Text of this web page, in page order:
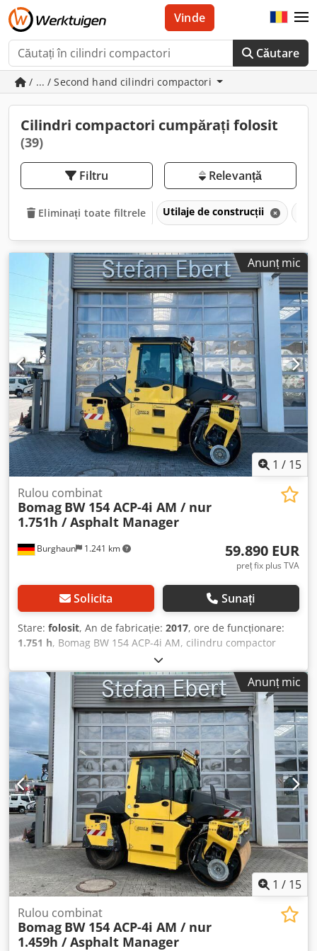
Căutare
Vinde
/ ... / Second hand cilindri compactori
Cilindri compactori cumpărați folosit
(39)
Filtru Relevanță
Eliminați toate filtrele Utilaje de construcții
Anunț mic
1 / 15
Burghaun 1.241 km
Rulou combinat
Bomag BW 154 ACP-4i AM / nur
1.751h / Asphalt Manager
59.890 EUR
preț fix plus TVA
Solicita Sunați
Stare: folosit, An de fabricație: 2017, ore de funcționare:
1.751 h, Bomag BW 154 ACP-4i AM, cilindru compactor
combinat, an de fabricație: 2017, ore de funcționare: doar
1.751 h, motor: Kubota [55,4 kW/75 CP], Asphalt Manager
2, sistem de tăiere asfalt pe ambele părți, greutate: 7.400
kg, bandaj pentru suprafață netedă, stare bună, gata de
utilizare imediată. Dcodpfx Ajzq Tztekbjk La cerere, vă
putem oferi o ofertă de leasing sau finanțare; domnul
Mihm (tel. vă va ajuta cu plăcere. Mai multe informații
găsiți pe site-ul nostru. Ne rezervăm dreptul de a corecta
erori și de a vinde înainte. Închiriere posibilă. = Mai multe
informații = Pentru informații suplimentare, vă rugăm să
contactați Tobias Ebert.
Anunț mic
1 / 15
Rulou combinat
Bomag BW 154 ACP-4i AM / nur
1.459h / Asphalt Manager